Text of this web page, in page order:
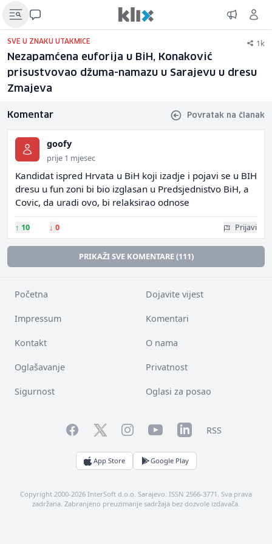
SVE U ZNAKU UTAKMICE 1k
Nezapamćena euforija u BiH, Konaković
prisustvovao džuma-namazu u Sarajevu u dresu
Zmajeva
Komentar Povratak na članak
goofy
prije 1 mjesec
Kandidat ispred Hrvata u BiH koji izadje i pojavi se u BIH
dresu u fun zoni bi bio izglasan u Predsjednistvo BiH, a
Covic, da uradi ovo, bi relaksirao odnose
↑ 10 ↓ 0 Prijavi
PRIKAŽI SVE KOMENTARE (111)
Početna Dojavite vijest
Impressum Komentari
Kontakt O nama
Oglašavanje Privatnost
Sigurnost Oglasi za posao
FacebookTwitterInstagramYouTubeLinkedInRSS
App Store Google Play
Copyright 2000-2026 InterSoft d.o.o. Sarajevo. ISSN 2566-3771. Sva prava
zadržana. Zabranjeno preuzimanje sadržaja bez dozvole izdavača.